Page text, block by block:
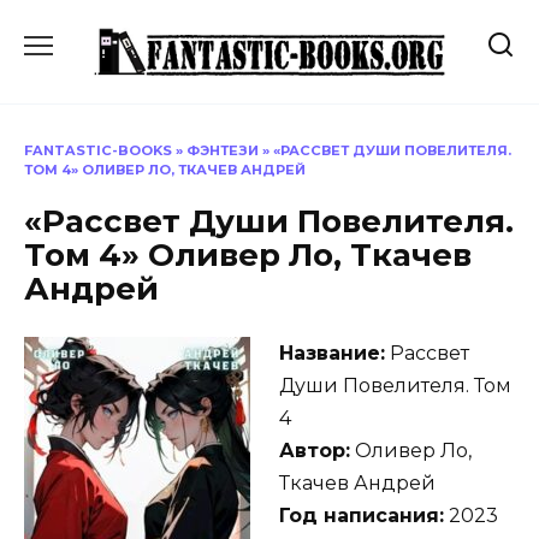
содержанию
FANTASTIC-BOOKS » ФЭНТЕЗИ » «РАССВЕТ ДУШИ ПОВЕЛИТЕЛЯ.
ТОМ 4» ОЛИВЕР ЛО, ТКАЧЕВ АНДРЕЙ
«Рассвет Души Повелителя.
Том 4» Оливер Ло, Ткачев
Андрей
Название: Рассвет
Души Повелителя. Том
4
Автор: Оливер Ло,
Ткачев Андрей
Год написания: 2023